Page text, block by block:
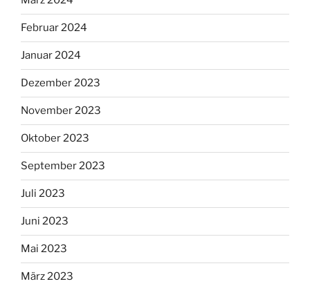
Februar 2024
Januar 2024
Dezember 2023
November 2023
Oktober 2023
September 2023
Juli 2023
Juni 2023
Mai 2023
März 2023